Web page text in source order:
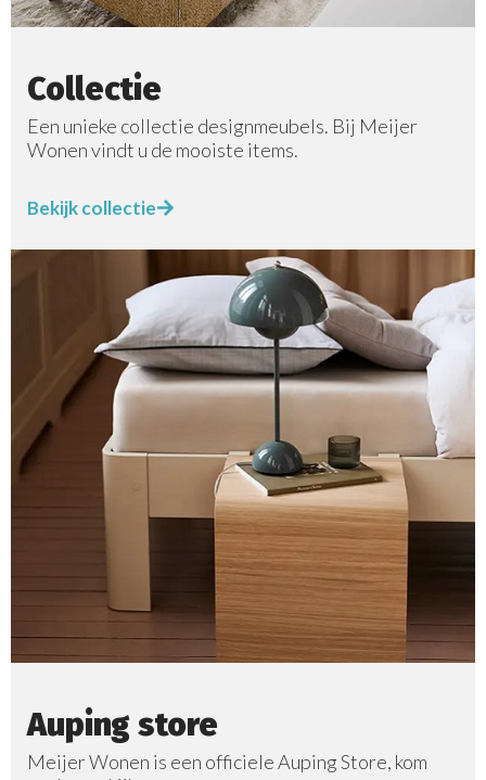
Collectie
Een unieke collectie designmeubels. Bij Meijer
Wonen vindt u de mooiste items.
Bekijk collectie
Auping store
Meijer Wonen is een officiele Auping Store, kom